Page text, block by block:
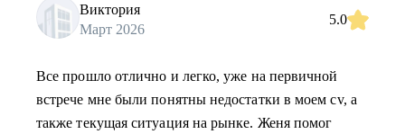
Виктория
Март 2026
5.0
Все прошло отлично и легко, уже на первичной
встрече мне были понятны недостатки в моем cv, а
также текущая ситуация на рынке. Женя помог